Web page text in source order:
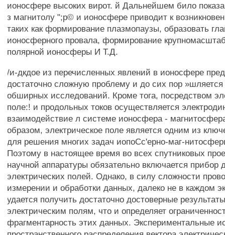
ионосфере высоких вирот. й Дальнейшем било
з магнитолу ";р© и ионосфере приводит к
таких как формирование плазмопаузы, образовать
ионосферного провала, формирование
полярной ионосферы И Т.Д.
/и-дкдое из перечисленных явлений в ионосфере
достаточно сложную проблему и до сих пор
обширных исследований. Кроме тога, посредством
поле:! и продольных токов осуществляется
взаимодействие л системе ионосфера -
образом, электрическое поле является одним из
для решения многих задач иопоСс'ерно-маг-
Поэтому в настоящее время во всех спутниковых
научной аппаратуры обязательно включается прибор
электрических полей. Однако, в силу сложности
измерении и обработки данных, далеко не в каждом
удается получить достаточно достоверные
электрическим полям, что и определяет
фрагментарность этих данных. Экспериментальные